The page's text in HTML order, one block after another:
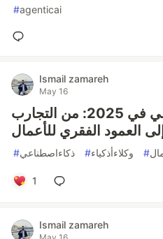
#agenticai
Ismail zamareh
May 16
الذكاء الاصطناعي في 2025: من التجارب
العمود الفقري للأعمال
#ذكاءاصطناعي #وكلاءأذكياء #
1
Ismail zamareh